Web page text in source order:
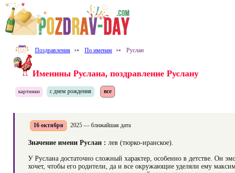
Поздравления ⤐ По именам ⤐ Руслан
Именины Руслана, поздравление Руслану
картинки с днем рождения все
16 октября 2025 — ближайшая дата
Значение имени Руслан : лев (тюрко-иранское).
У Руслана достаточно сложный характер, особенно в детстве. Он
хочет, чтобы его родители, да и все окружающие уделяли ему